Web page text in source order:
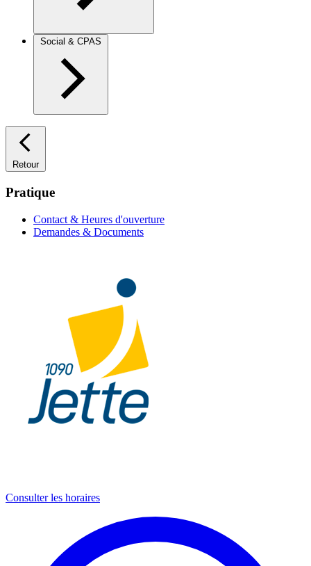
Social & CPAS
Retour
Pratique
Contact & Heures d'ouverture
Demandes & Documents
Consulter les horaires